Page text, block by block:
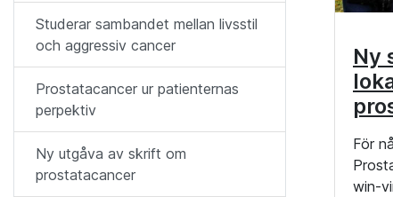
Studerar sambandet mellan livsstil
och aggressiv cancer
Prostatacancer ur patienternas
perpektiv
Ny utgåva av skrift om
prostatacancer
Ny
För
win-